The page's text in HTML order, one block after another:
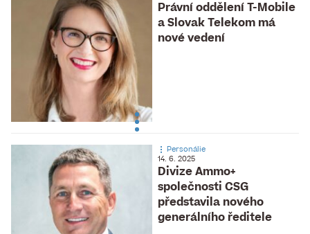
Právní oddělení T-Mobile
a Slovak Telekom má
nové vedení
Divize Ammo+
společnosti CSG
představila nového
generálního ředitele
Personálie
14. 6. 2025